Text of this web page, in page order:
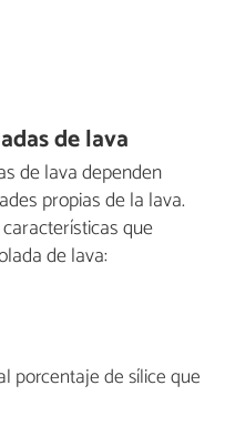
de lava
de lava dependen
propias de la lava.
que
de lava:
porcentaje de sílice que